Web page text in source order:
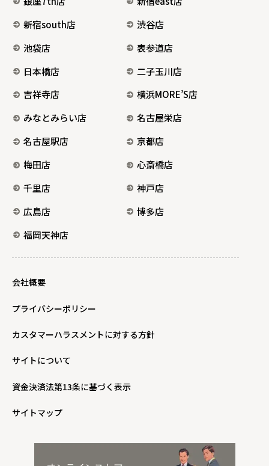
新宿south店
渋谷店
池袋店
表参道店
日本橋店
二子玉川店
吉祥寺店
横浜MORE’S店
みなとみらい店
名古屋栄店
名古屋駅店
京都店
梅田店
心斎橋店
千里店
神戸店
広島店
博多店
福岡天神店
会社概要
プライバシーポリシー
カスタマーハラスメントに対する方針
サイトについて
資金決済法第13条に基づく表示
サイトマップ